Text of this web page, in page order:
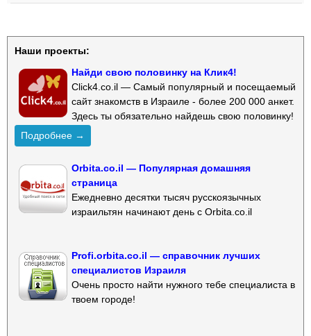
Наши проекты:
Найди свою половинку на Клик4!
Click4.co.il — Самый популярный и посещаемый
сайт знакомств в Израиле - более 200 000 анкет.
Здесь ты обязательно найдешь свою половинку!
Подробнее →
Orbita.co.il — Популярная домашняя
страница
Ежедневно десятки тысяч русскоязычных
израильтян начинают день с Orbita.co.il
Profi.orbita.co.il — справочник лучших
специалистов Израиля
Очень просто найти нужного тебе специалиста в
твоем городе!